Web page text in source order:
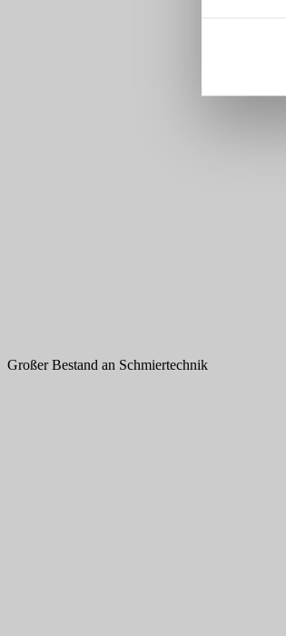
Großer Bestand an Schmiertechnik